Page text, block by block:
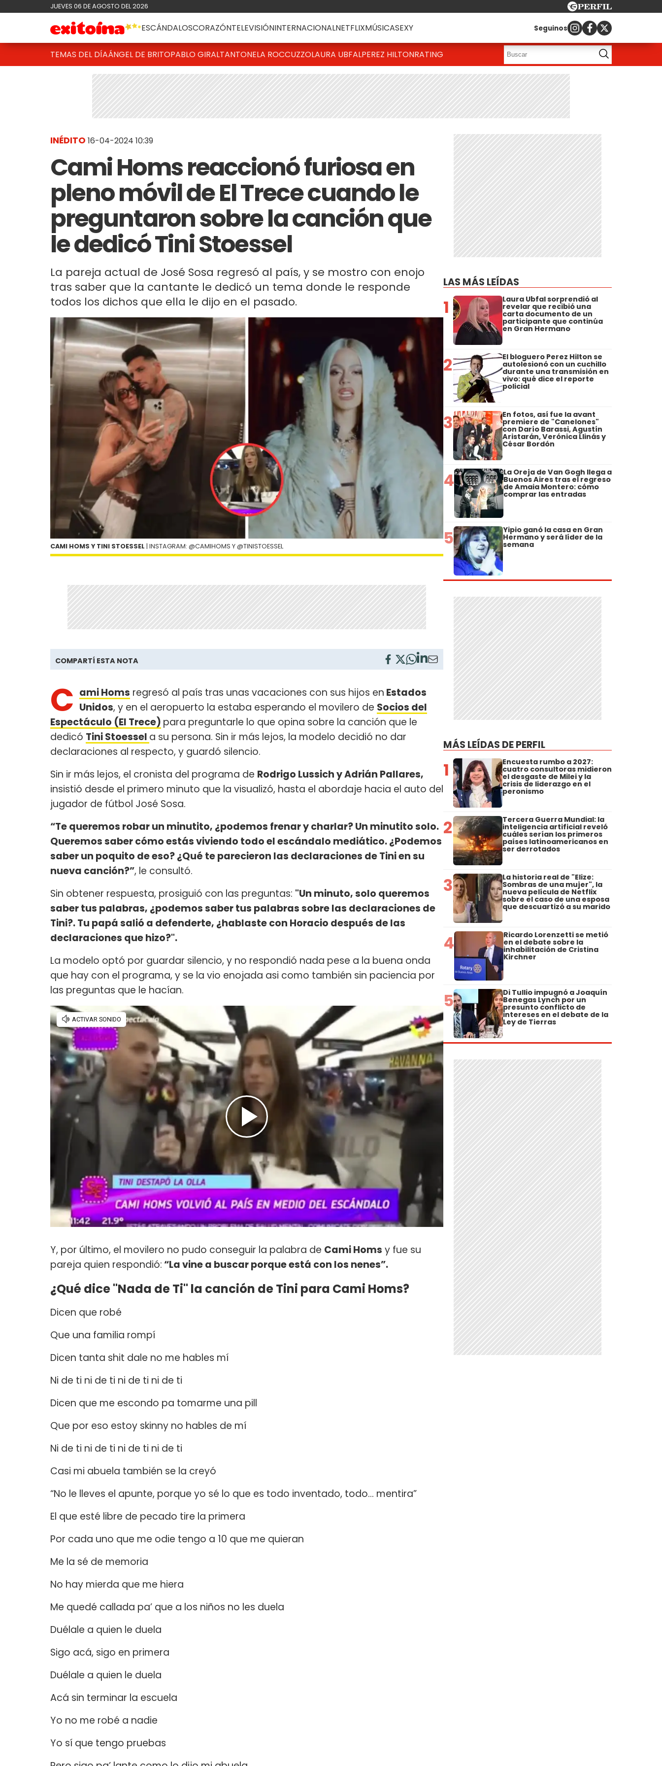
JUEVES 06 DE AGOSTO DEL 2026
ESCÁNDALOSCORAZÓNTELEVISIÓNINTERNACIONALNETFLIXMÚSICASEXY Seguinos
TEMAS DEL DÍAÁNGEL DE BRITOPABLO GIRALTANTONELA ROCCUZZOLAURA UBFALPEREZ HILTONRATING
INÉDITO 16-04-2024 10:39
Cami Homs reaccionó furiosa en
pleno móvil de El Trece cuando le
preguntaron sobre la canción que
le dedicó Tini Stoessel
La pareja actual de José Sosa regresó al país, y se mostro con enojo
tras saber que la cantante le dedicó un tema donde le responde
todos los dichos que ella le dijo en el pasado.
CAMI HOMS Y TINI STOESSEL | INSTAGRAM: @CAMIHOMS Y @TINISTOESSEL
COMPARTÍ ESTA NOTA
C ami Homs regresó al país tras unas vacaciones con sus hijos en Estados
Unidos, y en el aeropuerto la estaba esperando el movilero de Socios del
Espectáculo (El Trece) para preguntarle lo que opina sobre la canción que le
dedicó Tini Stoessel a su persona. Sin ir más lejos, la modelo decidió no dar
declaraciones al respecto, y guardó silencio.
Sin ir más lejos, el cronista del programa de Rodrigo Lussich y Adrián Pallares,
insistió desde el primero minuto que la visualizó, hasta el abordaje hacia el auto del
jugador de fútbol José Sosa.
“Te queremos robar un minutito, ¿podemos frenar y charlar? Un minutito solo.
Queremos saber cómo estás viviendo todo el escándalo mediático. ¿Podemos
saber un poquito de eso? ¿Qué te parecieron las declaraciones de Tini en su
nueva canción?”, le consultó.
Sin obtener respuesta, prosiguió con las preguntas: "Un minuto, solo queremos
saber tus palabras, ¿podemos saber tus palabras sobre las declaraciones de
Tini?. Tu papá salió a defenderte, ¿hablaste con Horacio después de las
declaraciones que hizo?".
La modelo optó por guardar silencio, y no respondió nada pese a la buena onda
que hay con el programa, y se la vio enojada asi como también sin paciencia por
las preguntas que le hacían.
Y, por último, el movilero no pudo conseguir la palabra de Cami Homs y fue su
pareja quien respondió: “La vine a buscar porque está con los nenes”.
¿Qué dice "Nada de Ti" la canción de Tini para Cami Homs?
Dicen que robé
Que una familia rompí
Dicen tanta shit dale no me hables mí
Ni de ti ni de ti ni de ti ni de ti
Dicen que me escondo pa tomarme una pill
Que por eso estoy skinny no hables de mí
Ni de ti ni de ti ni de ti ni de ti
Casi mi abuela también se la creyó
“No le lleves el apunte, porque yo sé lo que es todo inventado, todo… mentira”
El que esté libre de pecado tire la primera
Por cada uno que me odie tengo a 10 que me quieran
Me la sé de memoria
No hay mierda que me hiera
Me quedé callada pa’ que a los niños no les duela
Duélale a quien le duela
Sigo acá, sigo en primera
Duélale a quien le duela
Acá sin terminar la escuela
Yo no me robé a nadie
Yo sí que tengo pruebas
LAS MÁS LEÍDAS
1 Laura Ubfal sorprendió al
revelar que recibió una
carta documento de un
participante que continúa
en Gran Hermano
2 El bloguero Perez Hilton se
autolesionó con un cuchillo
durante una transmisión en
vivo: qué dice el reporte
policial
3 En fotos, así fue la avant
premiere de "Canelones"
con Darío Barassi, Agustín
Aristarán, Verónica Llinás y
César Bordón
4 La Oreja de Van Gogh llega a
Buenos Aires tras el regreso
de Amaia Montero: cómo
comprar las entradas
5 Yipio ganó la casa en Gran
Hermano y será líder de la
semana
MÁS LEÍDAS DE PERFIL
1 Encuesta rumbo a 2027:
cuatro consultoras midieron
el desgaste de Milei y la
crisis de liderazgo en el
peronismo
2 Tercera Guerra Mundial: la
inteligencia artificial reveló
cuáles serían los primeros
países latinoamericanos en
ser derrotados
3 La historia real de "Elize:
Sombras de una mujer", la
nueva película de Netflix
sobre el caso de una esposa
que descuartizó a su marido
4 Ricardo Lorenzetti se metió
en el debate sobre la
inhabilitación de Cristina
Kirchner
5 Di Tullio impugnó a Joaquín
Benegas Lynch por un
presunto conflicto de
intereses en el debate de la
Ley de Tierras